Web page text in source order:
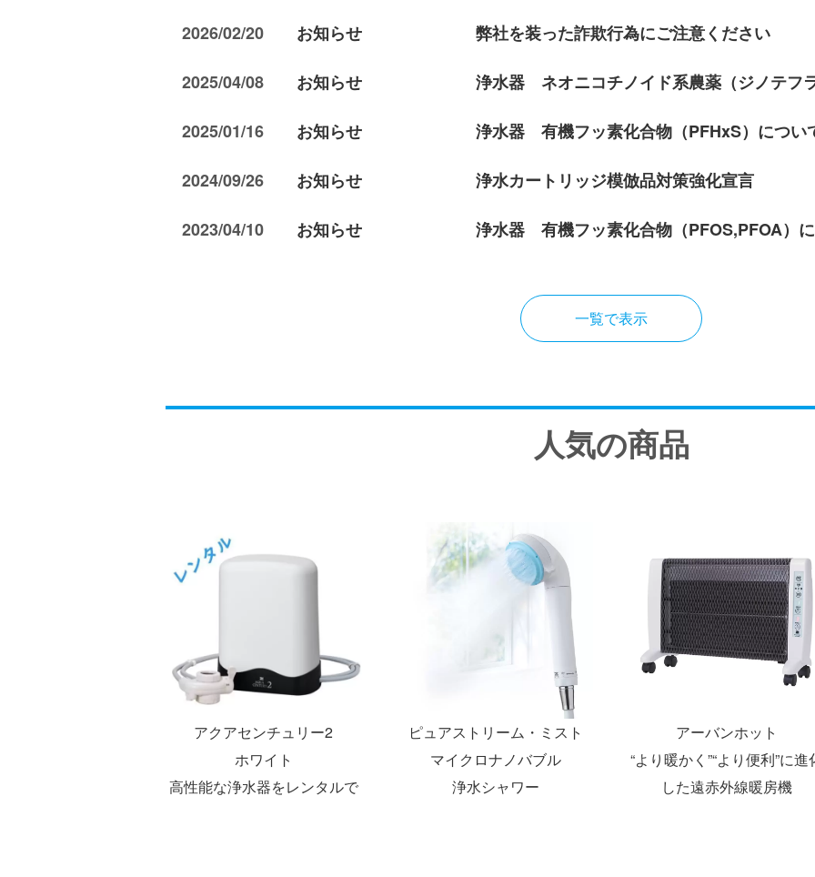
2026/02/20 お知らせ 弊社を装った詐欺行為にご注意ください
2025/04/08 お知らせ 浄水器 ネオニコチノイド系農薬（ジノテフ
2025/01/16 お知らせ 浄水器 有機フッ素化合物（PFHxS）につい
2024/09/26 お知らせ 浄水カートリッジ模倣品対策強化宣言
2023/04/10 お知らせ 浄水器 有機フッ素化合物（PFOS,PFOA）
一覧で表示
人気の商品
アクアセンチュリー2
ホワイト
高性能な浄水器をレンタルで
ピュアストリーム・ミスト
マイクロナノバブル
浄水シャワー
アーバンホット
“より暖かく”“より便利”に進
した遠赤外線暖房機